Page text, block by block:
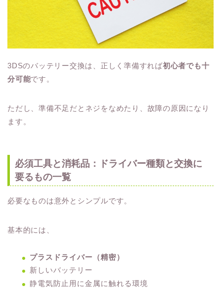
3DSのバッテリー交換は、正しく準備すれば初心者でも十
分可能です。
ただし、準備不足だとネジをなめたり、故障の原因になり
ます。
必須工具と消耗品：ドライバー種類と交換に
要るもの一覧
必要なものは意外とシンプルです。
基本的には、
プラスドライバー（精密）
新しいバッテリー
静電気防止用に金属に触れる環境